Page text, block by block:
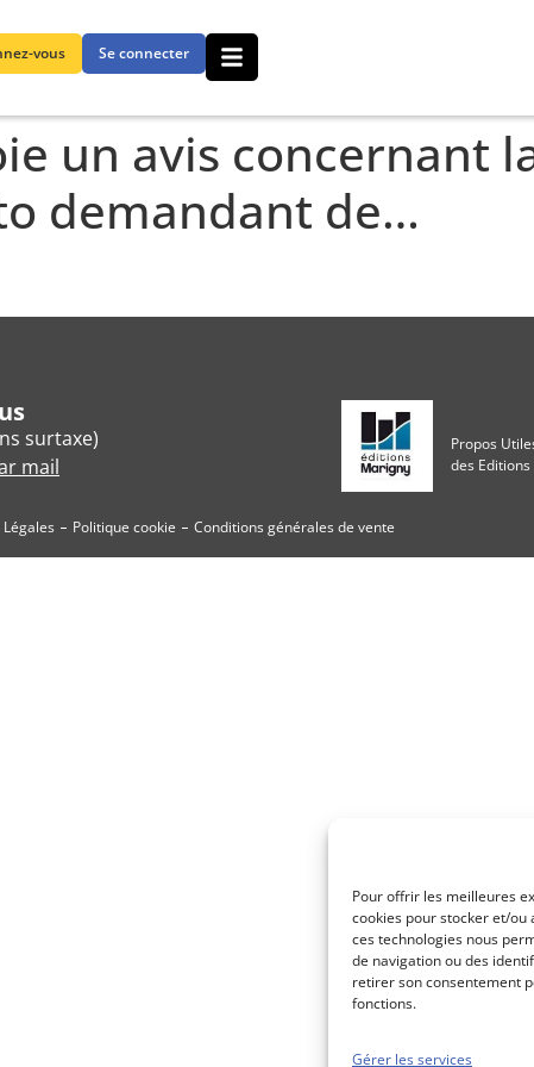
Pour offrir les meilleures
cookies pour stocker et/ou
ces technologies nous
de navigation ou des
retirer son consentement
fonctions.
Gérer les services
vous Se connecter
un avis concernant
demandant de…
surtaxe)
mail
Propos
des
Politique cookie Conditions générales de vente